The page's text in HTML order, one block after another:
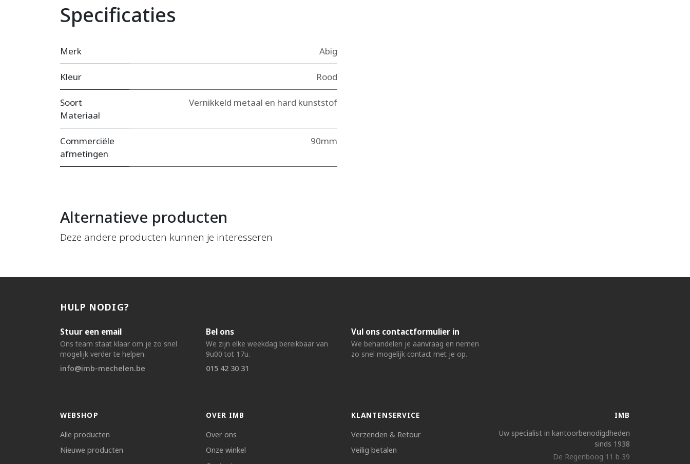
Specificaties
Merk Abig
Kleur Rood
Soort
Materiaal
Vernikkeld metaal en hard kunststof
Commerciële
afmetingen
90mm
Alternatieve producten
Deze andere producten kunnen je interesseren
HULP NODIG?
Stuur een email
Ons team staat klaar om je zo snel
mogelijk verder te helpen.
info@imb-mechelen.be
Bel ons
We zijn elke weekdag bereikbaar van
9u00 tot 17u.
015 42 30 31
Vul ons contactformulier in
We behandelen je aanvraag en nemen
zo snel mogelijk contact met je op.
WEBSHOP
Alle producten
Nieuwe producten
OVER IMB
Over ons
Onze winkel
KLANTENSERVICE
Verzenden & Retour
Veilig betalen
IMB
Uw specialist in kantoorbenodigdheden
sinds 1938
De Regenboog 11 b 39